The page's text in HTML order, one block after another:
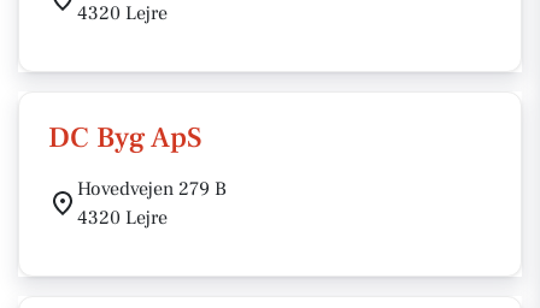
4320 Lejre
DC Byg ApS
Hovedvejen 279 B
4320 Lejre